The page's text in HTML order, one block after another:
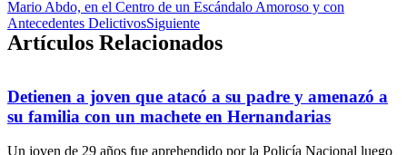
Mario Abdo, en el Centro de un Escándalo Amoroso y con
Antecedentes DelictivosSiguiente
Artículos Relacionados
Detienen a joven que atacó a su padre y amenazó a
su familia con un machete en Hernandarias
Un joven de 29 años fue aprehendido por la Policía Nacional luego